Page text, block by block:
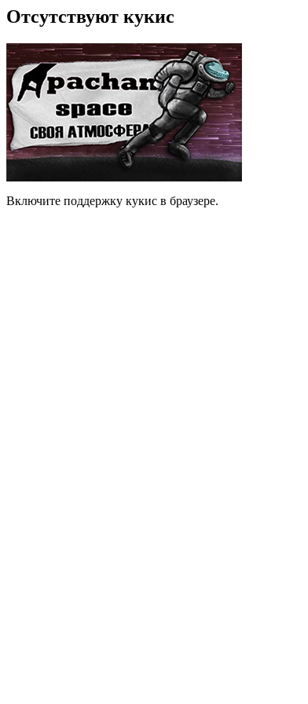
Отсутствуют кукис
Включите поддержку кукис в браузере.